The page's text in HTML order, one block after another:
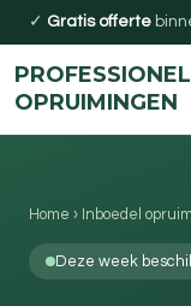
✓ Gratis offerte
OPRUIMINGEN
Home › Inboedel
Deze week